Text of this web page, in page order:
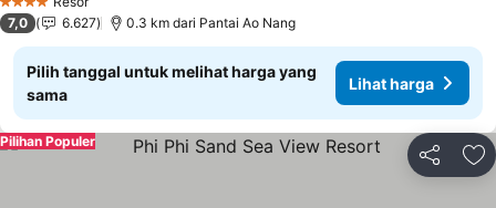
4 Bintang
7,0
6.627 0.3 km dari Pantai Ao Nang
Pilih tanggal untuk melihat harga yang
sama
Lihat harga
Bagikan
Pilihan Populer